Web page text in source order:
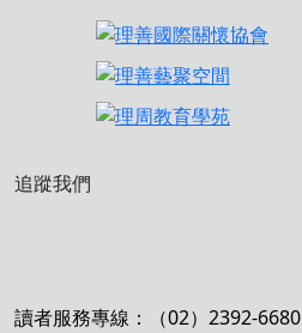
追蹤我們
讀者服務專線：（02）2392-6680